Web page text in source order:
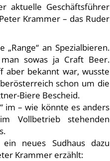
aktuelle Geschäftsführer
Krammer – das Ruder
„Range“ an Spezialbieren.
sowas ja Craft Beer.
aber bekannt war, wusste
schon um die
Biere Bescheid.
im – wie könnte es anders
Vollbetrieb stehenden
neues Sudhaus dazu
Krammer erzählt: